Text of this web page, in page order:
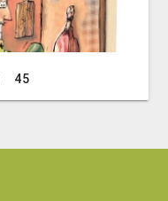
45